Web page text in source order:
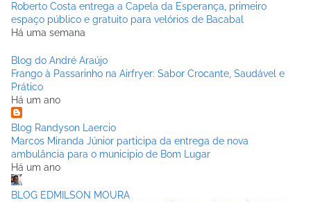
Roberto Costa entrega a Capela da Esperança, primeiro
espaço público e gratuito para velórios de Bacabal
Há uma semana
Blog do André Araújo
Frango à Passarinho na Airfryer: Sabor Crocante, Saudável e
Prático
Há um ano
Blog Randyson Laercio
Marcos Miranda Júnior participa da entrega de nova
ambulância para o municipio de Bom Lugar
Há um ano
BLOG EDMILSON MOURA